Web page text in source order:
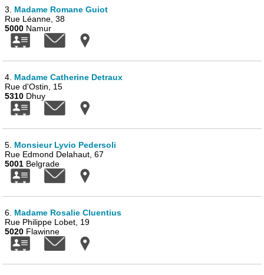
3. Madame Romane Guiot
Rue Léanne, 38
5000 Namur
4. Madame Catherine Detraux
Rue d'Ostin, 15
5310 Dhuy
5. Monsieur Lyvio Pedersoli
Rue Edmond Delahaut, 67
5001 Belgrade
6. Madame Rosalie Cluentius
Rue Philippe Lobet, 19
5020 Flawinne